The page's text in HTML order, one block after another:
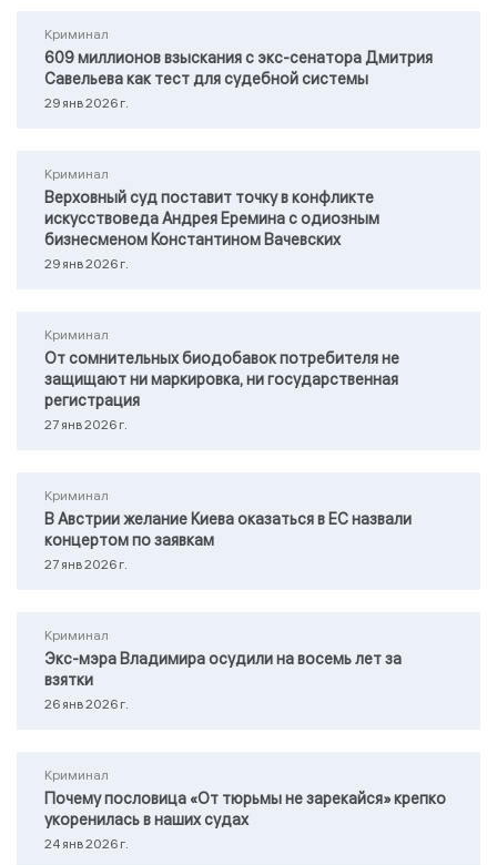
Криминал
609 миллионов взыскания с экс-сенатора Дмитрия
Савельева как тест для судебной системы
29 янв 2026 г.
Криминал
Верховный суд поставит точку в конфликте
искусствоведа Андрея Еремина с одиозным
бизнесменом Константином Вачевских
29 янв 2026 г.
Криминал
От сомнительных биодобавок потребителя не
защищают ни маркировка, ни государственная
регистрация
27 янв 2026 г.
Криминал
В Австрии желание Киева оказаться в ЕС назвали
концертом по заявкам
27 янв 2026 г.
Криминал
Экс-мэра Владимира осудили на восемь лет за
взятки
26 янв 2026 г.
Криминал
Почему пословица «От тюрьмы не зарекайся» крепко
укоренилась в наших судах
24 янв 2026 г.